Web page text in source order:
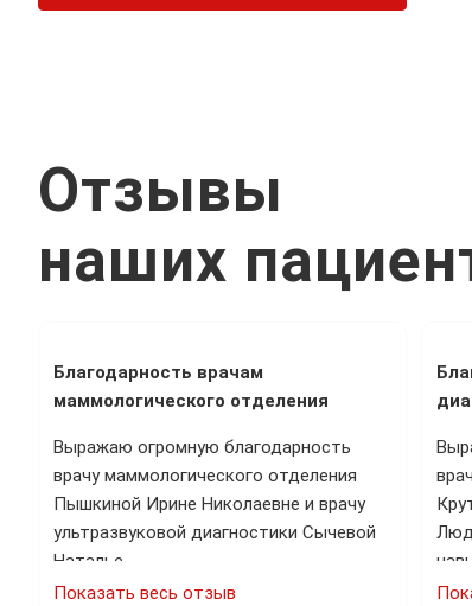
Отзывы
наших
Благодарность врачам
маммологического отделения
Выражаю огромную благодарность
врачу маммологического отделения
Пышкиной Ирине Николаевне и врачу
ультразвуковой диагностики Сычевой
Наталье…
Показать весь отзыв